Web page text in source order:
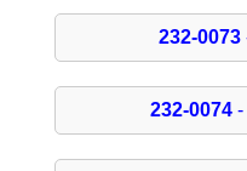
232-0073
232-0074 -